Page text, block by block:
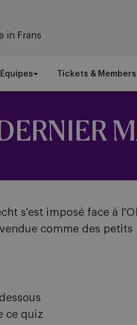
in Frans
Équipes Tickets &
s'est imposé face à
comme des
ce quiz